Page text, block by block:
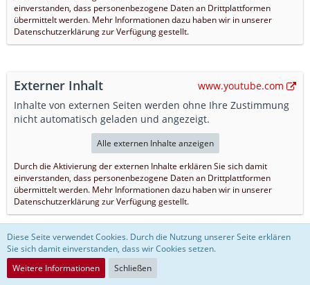
einverstanden, dass personenbezogene Daten an Drittplattformen
übermittelt werden. Mehr Informationen dazu haben wir in unserer
Datenschutzerklärung zur Verfügung gestellt.
Externer Inhalt
www.youtube.com
Inhalte von externen Seiten werden ohne Ihre Zustimmung
nicht automatisch geladen und angezeigt.
Alle externen Inhalte anzeigen
Durch die Aktivierung der externen Inhalte erklären Sie sich damit
einverstanden, dass personenbezogene Daten an Drittplattformen
übermittelt werden. Mehr Informationen dazu haben wir in unserer
Datenschutzerklärung zur Verfügung gestellt.
Externer Inhalt
www.youtube.com
Inhalte von externen Seiten werden ohne Ihre Zustimmung
Diese Seite verwendet Cookies. Durch die Nutzung unserer Seite erklären
Sie sich damit einverstanden, dass wir Cookies setzen.
Weitere Informationen
Schließen